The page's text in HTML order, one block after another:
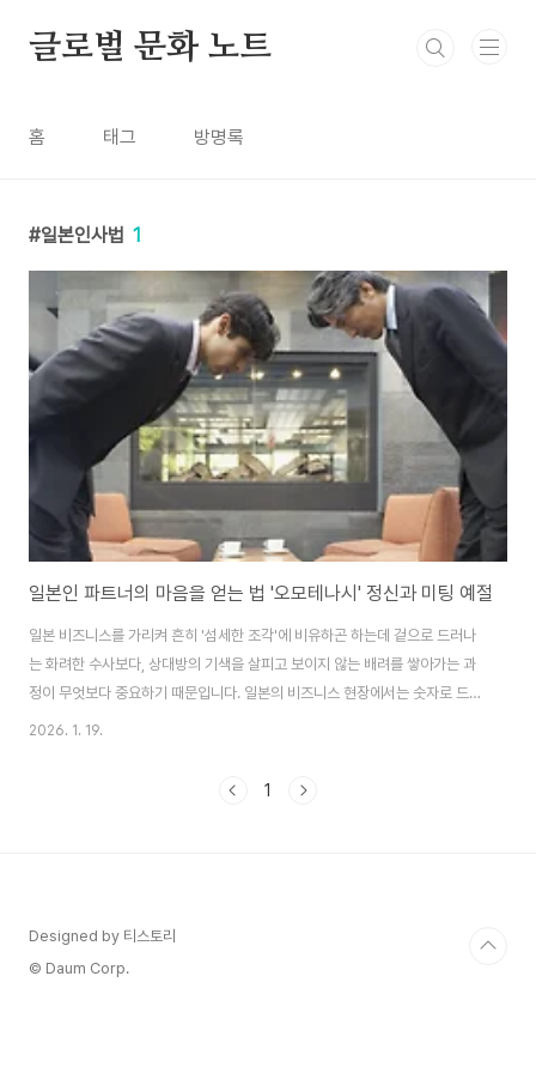
글로벌 문화 노트
홈 태그 방명록
일본인사법 1
일본인 파트너의 마음을 얻는 법 '오모테나시' 정신과 미팅 예절
일본 비즈니스를 가리켜 흔히 '섬세한 조각'에 비유하곤 하는데 겉으로 드러나
는 화려한 수사보다, 상대방의 기색을 살피고 보이지 않는 배려를 쌓아가는 과
정이 무엇보다 중요하기 때문입니다. 일본의 비즈니스 현장에서는 숫자로 드러
나는 성과보다, 함께 시간을 보내며 쌓아온 신뢰의 깊이가 더 중요한 판단 기준
상대의 불편함을 미리 헤아려 주는 지극한 정성이 숨어 있습니다. 오늘은 가깝
2026. 1. 19.
1
Designed by 티스토리
© Daum Corp.